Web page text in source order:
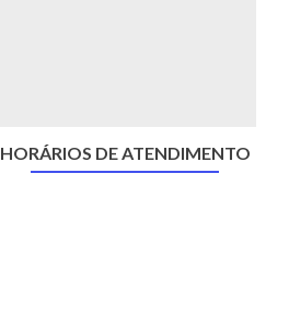
HORÁRIOS DE ATENDIMENTO